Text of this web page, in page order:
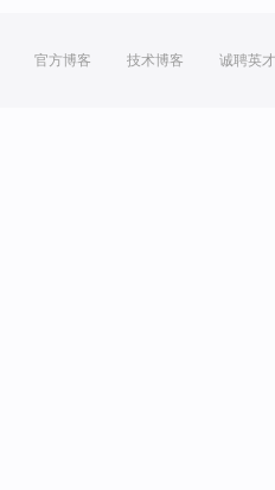
官方博客 技术博客 诚聘英才